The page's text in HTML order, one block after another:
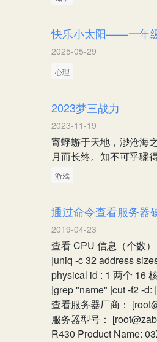
快乐小太阳——一年
2025-05-29
心理
2023梦三战力
2023-11-19
寄蜉蝣于天地，渺沧海
月而长终。知不可乎骤
游戏
通过命令查看服务器
2019-04-23
查看 CPU 信息（个数
|uniq -c 32 address
physical id : 1 两个 16
|grep "name" |cut -f2 -
查看服务器厂商：
服务器型号：
R430 Product Name: